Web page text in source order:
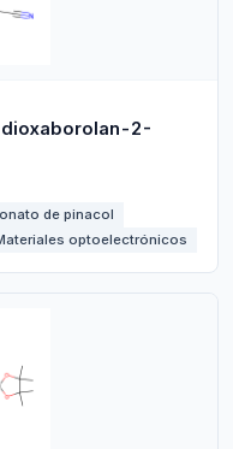
2-
de pinacol
optoelectrónicos